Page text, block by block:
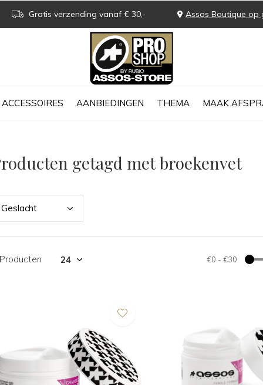
ACCESSOIRES AANBIEDINGEN THEMA MAAK
Gratis verzending vanaf € 30,- Assos Boutique op
getagd met broekenvet
Geslacht
€0 - €30